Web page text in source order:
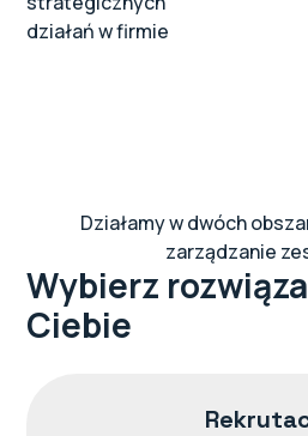
działań w firmie
Działamy w dwóch
zarządzanie
Wybierz
Ciebie